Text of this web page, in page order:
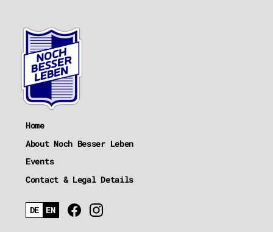
Home
About Noch Besser Leben
Events
Contact & Legal Details